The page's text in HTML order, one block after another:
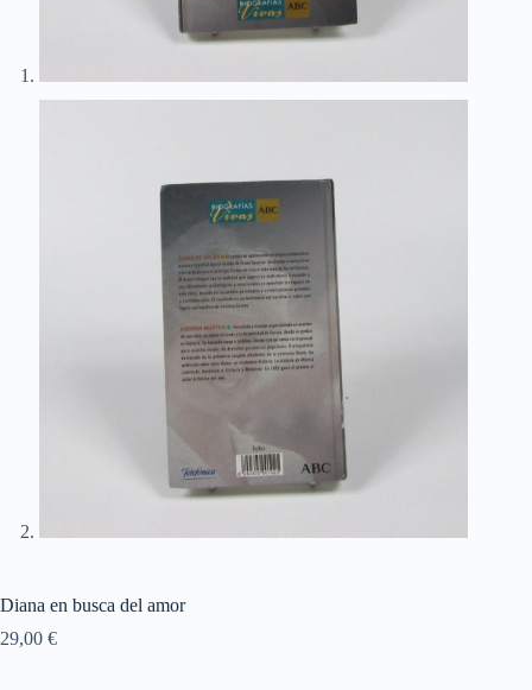
Diana en busca del amor
29,00 €